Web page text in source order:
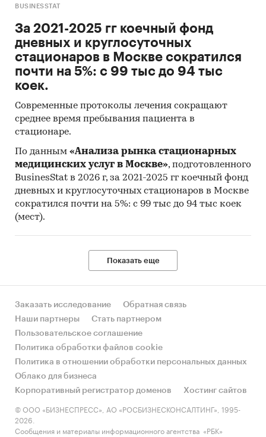
BUSINESSTAT
За 2021-2025 гг коечный фонд
дневных и круглосуточных
стационаров в Москве сократился
почти на 5%: с 99 тыс до 94 тыс
коек.
Современные протоколы лечения сокращают
среднее время пребывания пациента в
стационаре.
По данным «Анализа рынка стационарных
медицинских услуг в Москве», подготовленного
BusinesStat в 2026 г, за 2021-2025 гг коечный фонд
дневных и круглосуточных стационаров в Москве
сократился почти на 5%: с 99 тыс до 94 тыс коек
(мест).
Показать еще
Заказать исследование
Обратная связь
Наши партнеры
Стать партнером
Пользовательское соглашение
Политика обработки файлов cookie
Политика в отношении обработки персональных данных
Облако для бизнеса
Корпоративный регистратор доменов
Хостинг сайтов
© ООО «БИЗНЕСПРЕСС», АО «РОСБИЗНЕСКОНСАЛТИНГ», 1995-
2026.
Сообщения и материалы информационного агентства «РБК»